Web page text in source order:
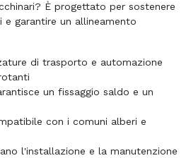
È progettato per sostenere
garantire un allineamento
di trasporto e automazione
un fissaggio saldo e un
con i comuni alberi e
l'installazione e la manutenzione